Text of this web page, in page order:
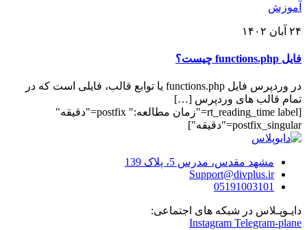
آموزش
۲۴ آبان ۱۴۰۲
فایل functions.php چیست؟
در وردپرس فایل functions.php یا توابع قالب، فایلی است که در
تمام قالب های وردپرس […]
[rt_reading_time label="زمان مطالعه:" postfix="دقیقه"
postfix_singular="دقیقه"]
مشهد مقدس، مدرس 5، پلاک 139
Support@divplus.ir
05191003101
دایـوپـلاس در شبکه های اجتماعی:
Instagram Telegram-plane